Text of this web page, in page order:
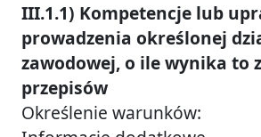
III.1.1) Kompetencje lub
prowadzenia określonej
zawodowej, o ile wynika to
przepisów
Określenie warunków: